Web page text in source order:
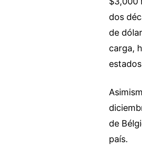
dos
de
carga,
de
país.